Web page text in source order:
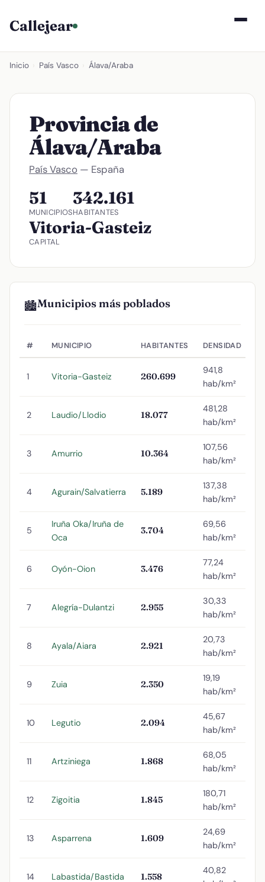
Callejear
Inicio País Vasco Álava/Araba
Provincia de
Álava/Araba
País Vasco — España
51
MUNICIPIOS
342.161
HABITANTES
Vitoria-Gasteiz
CAPITAL
🏙️Municipios más poblados
# MUNICIPIO HABITANTES DENSIDAD
1 Vitoria-Gasteiz 260.699
941,8
hab/km²
2 Laudio/Llodio 18.077
481,28
hab/km²
3 Amurrio 10.364
107,56
hab/km²
4 Agurain/Salvatierra 5.189
137,38
hab/km²
5
Iruña Oka/Iruña de
Oca
3.704
69,56
hab/km²
6 Oyón-Oion 3.476
77,24
hab/km²
7 Alegría-Dulantzi 2.955
30,33
hab/km²
8 Ayala/Aiara 2.921
20,73
hab/km²
9 Zuia 2.350
19,19
hab/km²
10 Legutio 2.094
45,67
hab/km²
11 Artziniega 1.868
68,05
hab/km²
12 Zigoitia 1.845
180,71
hab/km²
13 Asparrena 1.609
24,69
hab/km²
14 Labastida/Bastida 1.558
40,82